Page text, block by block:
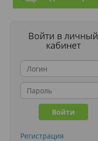
Войти в личный
кабинет
Регистрация